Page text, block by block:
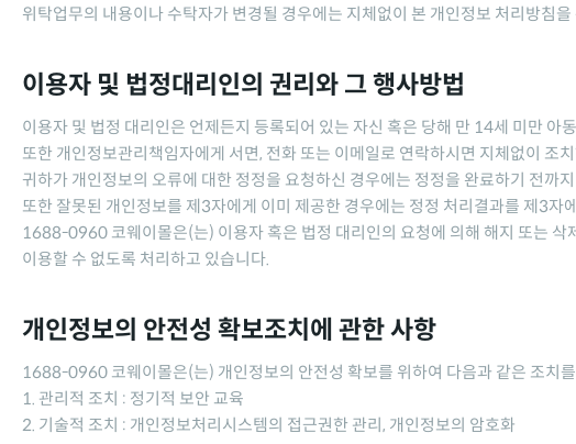
위탁업무의 내용이나 수탁자가 변경될 경우에는 지체없이 본 개인정보 처리방침
이용자 및 법정대리인의 권리와 그 행사방법
이용자 및 법정 대리인은 언제든지 등록되어 있는 자신 혹은 당해 만 14세 미만 아
또한 개인정보관리책임자에게 서면, 전화 또는 이메일로 연락하시면 지체없이 조
귀하가 개인정보의 오류에 대한 정정을 요청하신 경우에는 정정을 완료하기 전까
또한 잘못된 개인정보를 제3자에게 이미 제공한 경우에는 정정 처리결과를 제3자
1688-0960 코웨이몰은(는) 이용자 혹은 법정 대리인의 요청에 의해 해지 또는 삭
이용할 수 없도록 처리하고 있습니다.
개인정보의 안전성 확보조치에 관한 사항
1688-0960 코웨이몰은(는) 개인정보의 안전성 확보를 위하여 다음과 같은 조치
1. 관리적 조치 : 정기적 보안 교육
2. 기술적 조치 : 개인정보처리시스템의 접근권한 관리, 개인정보의 암호화